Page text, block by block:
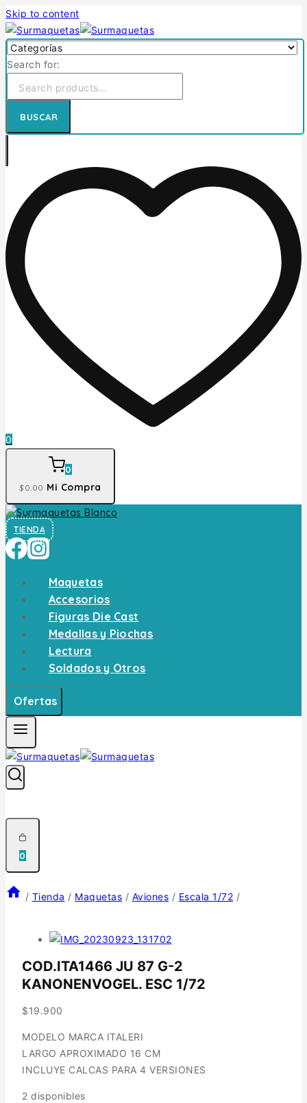
Skip to content
Search for:
BUSCAR
0
0
$0 .00 Mi Compra
TIENDA
Maquetas
Accesorios
Figuras Die Cast
Medallas y Piochas
Lectura
Soldados y Otros
Ofertas
0
/ Tienda / Maquetas / Aviones / Escala 1/72 /
COD.ITA1466 JU 87 G-2
KANONENVOGEL. ESC 1/72
$19.900
MODELO MARCA ITALERI
LARGO APROXIMADO 16 CM
INCLUYE CALCAS PARA 4 VERSIONES
2 disponibles